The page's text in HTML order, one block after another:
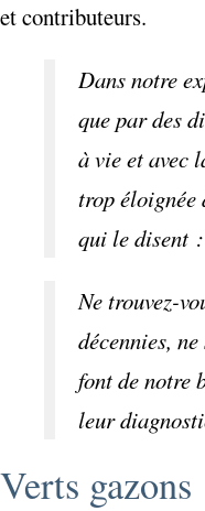
et contributeurs.
Dans notre
que par des
à vie et avec
trop éloignée
qui le disent
Ne trouvez-
décennies,
font de notre
leur
Verts gazons